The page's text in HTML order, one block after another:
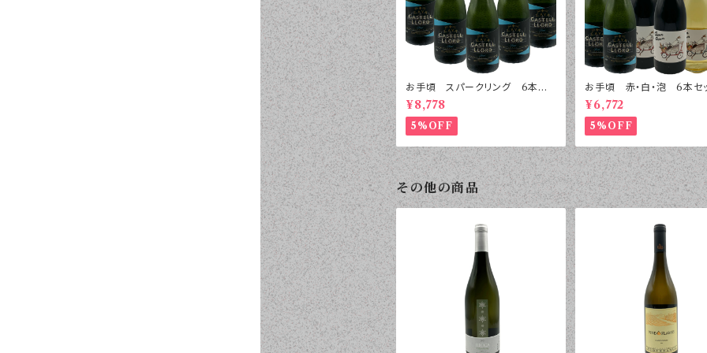
お手頃 スパークリング 6本セッ
ト
¥8,778
5%OFF
お手頃 赤・白・泡 6本セ
¥6,772
5%OFF
その他の商品